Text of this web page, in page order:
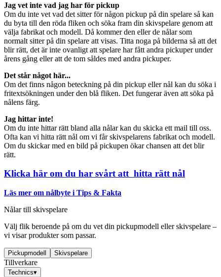
Jag vet inte vad jag har för pickup
Om du inte vet vad det sitter för någon pickup på din spelare så kan
du byta till den röda fliken och söka fram din skivspelare genom att
välja fabrikat och modell. Då kommer den eller de nålar som
normalt sitter på din spelare att visas. Titta noga på bilderna så att det
blir rätt, det är inte ovanligt att spelare har fått andra pickuper under
årens gång eller att de tom såldes med andra pickuper.
Det står något här...
Om det finns någon beteckning på din pickup eller nål kan du söka i
fritextsökningen under den blå fliken. Det fungerar även att söka på
nålens färg.
Jag hittar inte!
Om du inte hittar rätt bland alla nålar kan du skicka ett mail till oss.
Ofta kan vi hitta rätt nål om vi får skivspelarens fabrikat och modell.
Om du skickar med en bild på pickupen ökar chansen att det blir
rätt.
Klicka här om du har svårt att hitta rätt nål
Läs mer om nålbyte i Tips & Fakta
Nålar till skivspelare
Välj flik beroende på om du vet din pickupmodell eller skivspelare –
vi visar produkter som passar.
Pickupmodell Skivspelare
Tillverkare
Technics▾